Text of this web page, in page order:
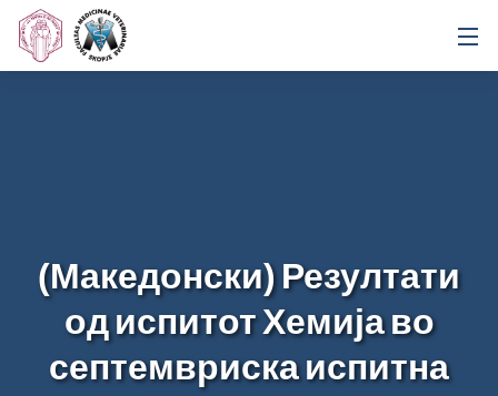
(Македонски) Резултати
од испитот Хемија во
септемвриска испитна